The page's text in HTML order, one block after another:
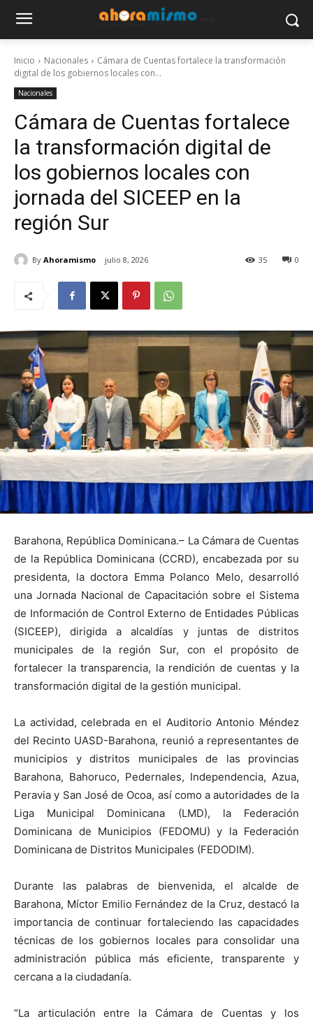
Inicio Nacionales
Cámara de Cuentas fortalece la transformación
digital de los gobiernos locales con...
Nacionales
Cámara de Cuentas fortalece
la transformación digital de
los gobiernos locales con
jornada del SICEEP en la
región Sur
By Ahoramismo julio 8, 2026 0
35
Barahona, República Dominicana.– La Cámara de Cuentas
de la República Dominicana (CCRD), encabezada por su
presidenta, la doctora Emma Polanco Melo, desarrolló
una Jornada Nacional de Capacitación sobre el Sistema
de Información de Control Externo de Entidades Públicas
(SICEEP), dirigida a alcaldías y juntas de distritos
municipales de la región Sur, con el propósito de
fortalecer la transparencia, la rendición de cuentas y la
transformación digital de la gestión municipal.
La actividad, celebrada en el Auditorio Antonio Méndez
del Recinto UASD-Barahona, reunió a representantes de
municipios y distritos municipales de las provincias
Barahona, Bahoruco, Pedernales, Independencia, Azua,
Peravia y San José de Ocoa, así como a autoridades de la
Liga Municipal Dominicana (LMD), la Federación
Dominicana de Municipios (FEDOMU) y la Federación
Dominicana de Distritos Municipales (FEDODIM).
Durante las palabras de bienvenida, el alcalde de
Barahona, Míctor Emilio Fernández de la Cruz, destacó la
importancia de continuar fortaleciendo las capacidades
técnicas de los gobiernos locales para consolidar una
administración pública más eficiente, transparente y
cercana a la ciudadanía.
“La articulación entre la Cámara de Cuentas y los